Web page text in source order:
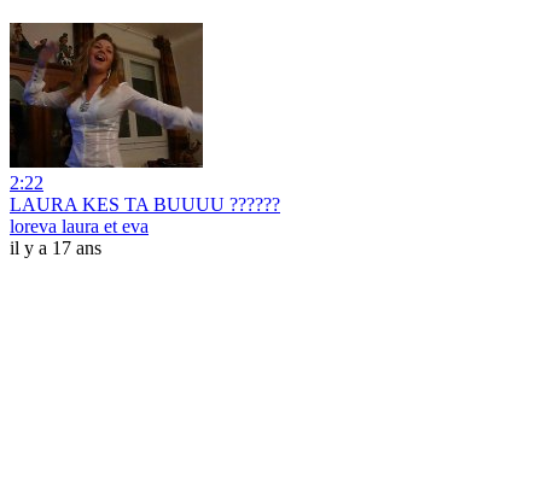
2:22
LAURA KES TA BUUUU ??????
loreva laura et eva
il y a 17 ans